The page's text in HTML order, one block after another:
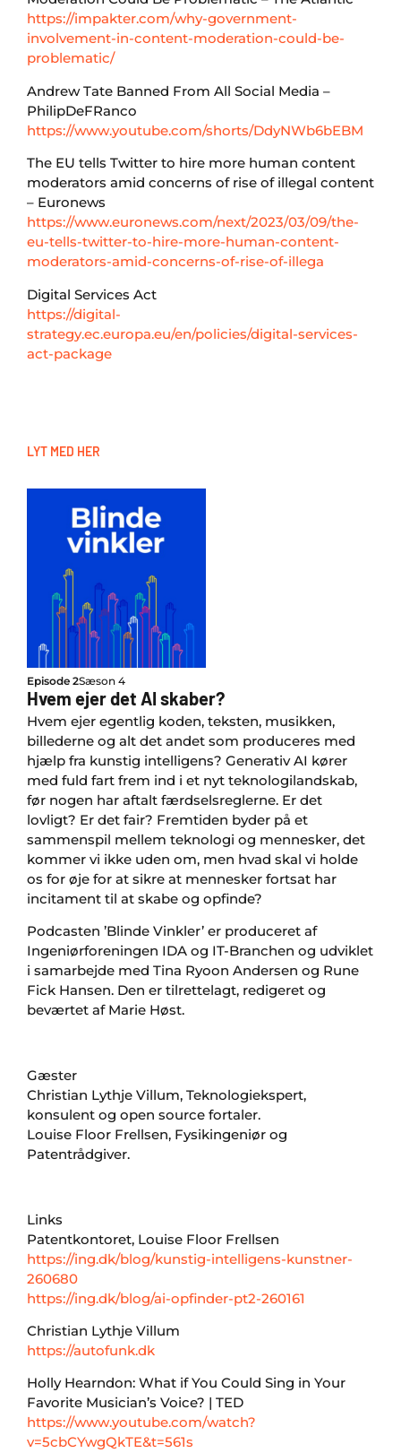
https://impakter.com/why-government-
involvement-in-content-moderation-could-be-
problematic/
Andrew Tate Banned From All Social Media –
PhilipDeFRanco
https://www.youtube.com/shorts/DdyNWb6bEBM
The EU tells Twitter to hire more human content
moderators amid concerns of rise of illegal content
– Euronews
https://www.euronews.com/next/2023/03/09/the-
eu-tells-twitter-to-hire-more-human-content-
moderators-amid-concerns-of-rise-of-illega
Digital Services Act
https://digital-
strategy.ec.europa.eu/en/policies/digital-services-
act-package
LYT MED HER
Episode 2Sæson 4
Hvem ejer det AI skaber?
Hvem ejer egentlig koden, teksten, musikken,
billederne og alt det andet som produceres med
hjælp fra kunstig intelligens? Generativ AI kører
med fuld fart frem ind i et nyt teknologilandskab,
før nogen har aftalt færdselsreglerne. Er det
lovligt? Er det fair? Fremtiden byder på et
sammenspil mellem teknologi og mennesker, det
kommer vi ikke uden om, men hvad skal vi holde
os for øje for at sikre at mennesker fortsat har
incitament til at skabe og opfinde?
Podcasten ’Blinde Vinkler’ er produceret af
Ingeniørforeningen IDA og IT-Branchen og udviklet
i samarbejde med Tina Ryoon Andersen og Rune
Fick Hansen. Den er tilrettelagt, redigeret og
beværtet af Marie Høst.
Gæster
Christian Lythje Villum, Teknologiekspert,
konsulent og open source fortaler.
Louise Floor Frellsen, Fysikingeniør og
Patentrådgiver.
Links
Patentkontoret, Louise Floor Frellsen
https://ing.dk/blog/kunstig-intelligens-kunstner-
260680
https://ing.dk/blog/ai-opfinder-pt2-260161
Christian Lythje Villum
https://autofunk.dk
Holly Hearndon: What if You Could Sing in Your
Favorite Musician’s Voice? | TED
https://www.youtube.com/watch?
v=5cbCYwgQkTE&t=561s